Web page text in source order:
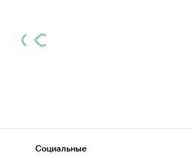
Социальные